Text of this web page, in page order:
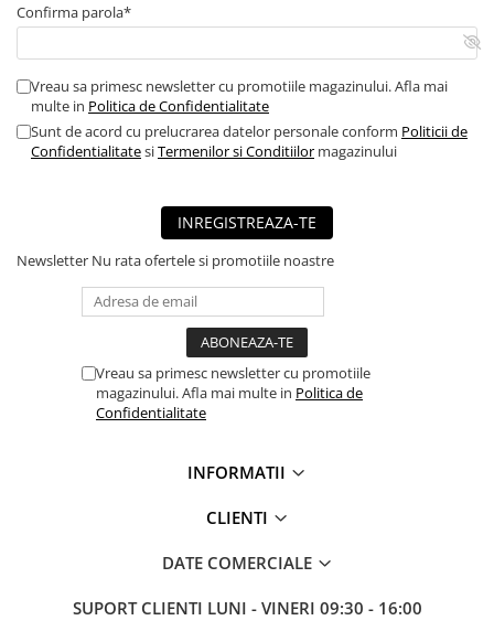
Confirma parola*
Vreau sa primesc newsletter cu promotiile magazinului. Afla mai
multe in Politica de Confidentialitate
Sunt de acord cu prelucrarea datelor personale conform Politicii de
ConfidentialitatesiTermenilor si Conditiilor magazinului
INREGISTREAZA-TE
Newsletter Nu rata ofertele si promotiile noastre
Vreau sa primesc newsletter cu promotiile
magazinului. Afla mai multe in Politica de
Confidentialitate
INFORMATII
CLIENTI
DATE COMERCIALE
SUPORT CLIENTI LUNI - VINERI 09:30 - 16:00